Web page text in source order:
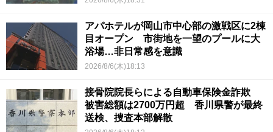
アパホテルが岡山市中心部の激戦区に2棟
目オープン 市街地を一望のプールに大
浴場…非日常感を意識
2026/8/6(木)18:13
接骨院院長らによる自動車保険金詐欺
被害総額は2700万円超 香川県警が最終
送検、捜査本部解散